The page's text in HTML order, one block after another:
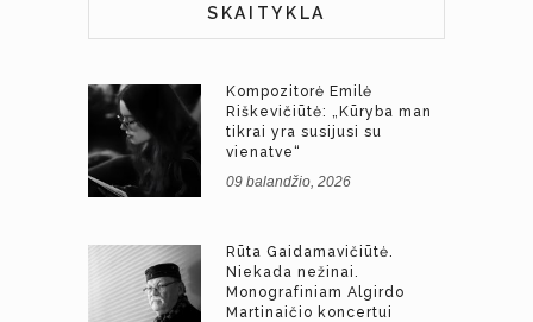
SKAITYKLA
Kompozitorė Emilė
Riškevičiūtė: „Kūryba man
tikrai yra susijusi su
vienatve“
09 balandžio, 2026
Rūta Gaidamavičiūtė.
Niekada nežinai.
Monografiniam Algirdo
Martinaičio koncertui